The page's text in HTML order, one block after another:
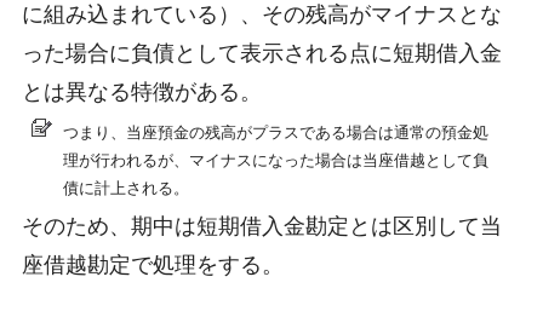
に組み込まれている）、その残高がマイナスとな
った場合に負債として表示される点に短期借入金
とは異なる特徴がある。
つまり、当座預金の残高がプラスである場合は通常の預金処
理が行われるが、マイナスになった場合は当座借越として負
債に計上される。
そのため、期中は短期借入金勘定とは区別して当
座借越勘定で処理をする。